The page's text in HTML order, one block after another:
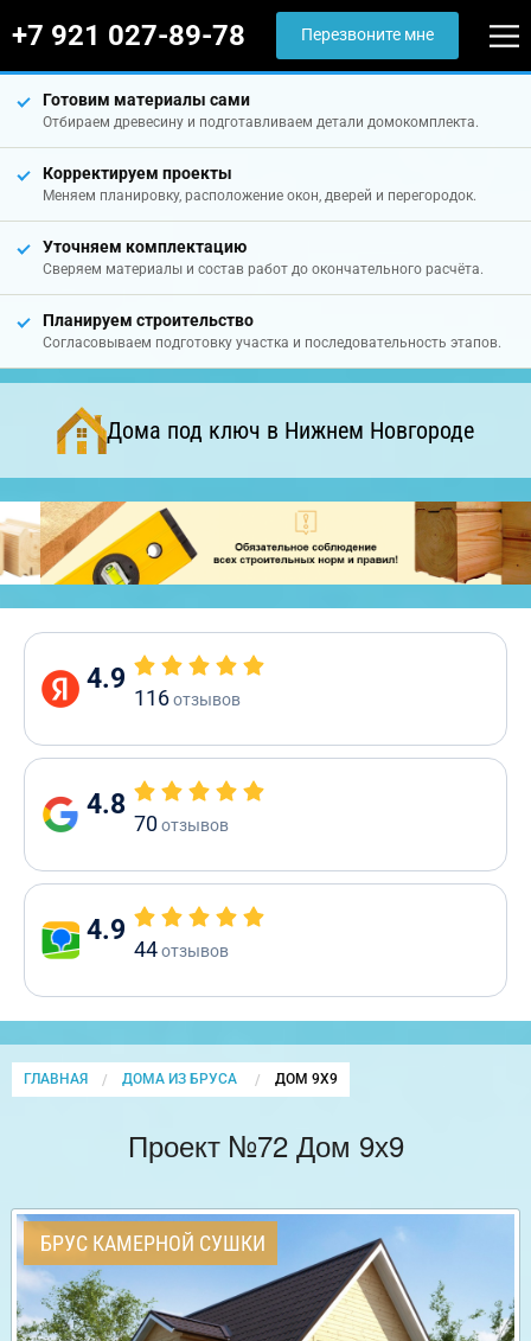
+7 921 027-89-78 Перезвоните мне
Готовим материалы сами
Отбираем древесину и подготавливаем детали домокомплекта.
Корректируем проекты
Меняем планировку, расположение окон, дверей и перегородок.
Уточняем комплектацию
Сверяем материалы и состав работ до окончательного расчёта.
Планируем строительство
Согласовываем подготовку участка и последовательность этапов.
Дома под ключ в Нижнем Новгороде
4.9
116отзывов
4.8
70отзывов
4.9
44отзывов
ГЛАВНАЯ ДОМА ИЗ БРУСА CURRENT:
ДОМ 9Х9
Проект №72 Дом 9х9
БРУС КАМЕРНОЙ СУШКИ